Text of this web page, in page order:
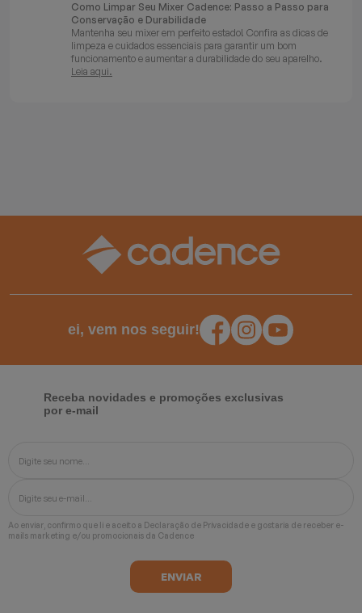
Como Limpar Seu Mixer Cadence: Passo a Passo para
Conservação e Durabilidade
Mantenha seu mixer em perfeito estado! Confira as dicas de
limpeza e cuidados essenciais para garantir um bom
funcionamento e aumentar a durabilidade do seu aparelho.
Leia aqui.
ei, vem nos seguir!
Receba novidades e promoções exclusivas
por e-mail
Ao enviar, confirmo que li e aceito a Declaração de Privacidade e gostaria de receber e-
mails marketing e/ou promocionais da Cadence